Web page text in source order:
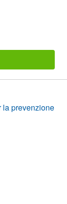
la prevenzione